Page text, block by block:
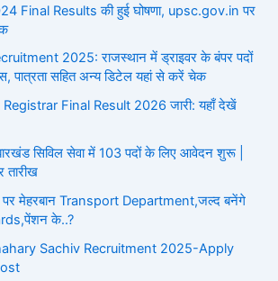
Final Results की हुई घोषणा, upsc.gov.in पर
2025: राजस्थान में ड्राइवर के बंपर पदों
पात्रता सहित अन्य डिटेल यहां से करें चेक
Final Result 2026 जारी: यहाँ देखें
सिविल सेवा में 103 पदों के लिए आवेदन शुरू |
तारीख
पर मेहरबान Transport Department,जल्द बनेंगे
के..?
Sachiv Recruitment 2025-Apply